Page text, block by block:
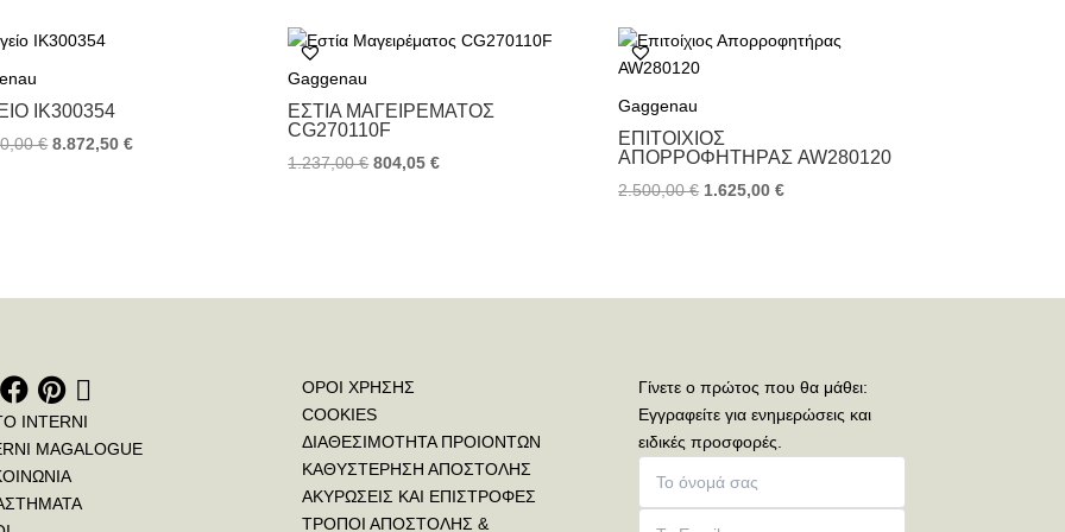
o
k
t
r
s
t
IK300354
€ 8.872,50€
Gaggenau
ΕΣΤΊΑ ΜΑΓΕΙΡΈΜΑΤΟΣ
CG270110F
1.237,00€ 804,05€
Gaggenau
ΕΠΙΤΟΊΧΙΟΣ
ΑΠΟΡΡΟΦΗΤΉΡΑΣ AW280120
2.500,00€ 1.625,00€
INTERNI
MAGALOGUE
ΟΡΟΙ ΧΡΗΣΗΣ
COOKIES
ΔΙΑΘΕΣΙΜΟΤΗΤΑ ΠΡΟΙΟΝΤΩΝ
ΚΑΘΥΣΤΕΡΗΣΗ ΑΠΟΣΤΟΛΗΣ
ΑΚΥΡΩΣΕΙΣ ΚΑΙ ΕΠΙΣΤΡΟΦΕΣ
ΤΡΟΠΟΙ ΑΠΟΣΤΟΛΗΣ &
Γίνετε ο πρώτος που θα μάθει:
Εγγραφείτε για ενημερώσεις και
ειδικές προσφορές.